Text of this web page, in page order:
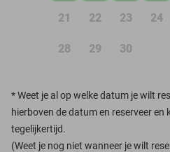
21 22 23 24
28 29 30
*Weet je al op welke datum je wilt
hierboven de datum en reserveer en
tegelijkertijd.
(Weet je nog niet wanneer je wilt